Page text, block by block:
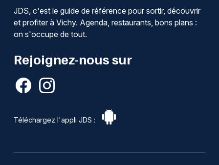
JDS, c'est le guide de référence pour sortir, découvrir
et profiter à Vichy. Agenda, restaurants, bons plans :
on s'occupe de tout.
Rejoignez-nous sur
Téléchargez l'appli JDS :